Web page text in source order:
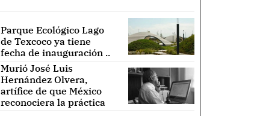
Parque Ecológico Lago
de Texcoco ya tiene
fecha de inauguración ..
Murió José Luis
Hernández Olvera,
artífice de que México
reconociera la práctica